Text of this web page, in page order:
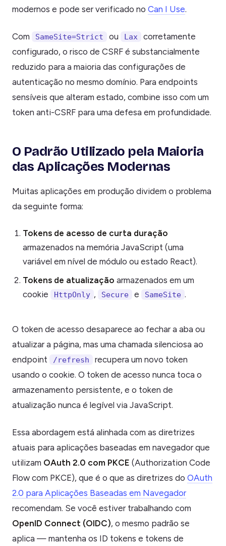
modernos e pode ser verificado no Can I Use.
Com SameSite=Strict ou Lax
corretamente
configurado, o risco de CSRF é substancialmente
reduzido para a maioria das configurações de
autenticação no mesmo domínio. Para endpoints
sensíveis que alteram estado, combine isso com um
token anti-CSRF para uma defesa em profundidade.
O Padrão Utilizado pela Maioria
das Aplicações Modernas
Muitas aplicações em produção dividem o problema
da seguinte forma:
Tokens de acesso de curta duração
armazenados na memória JavaScript (uma
variável em nível de módulo ou estado React).
Tokens de atualização armazenados em um
cookie
HttpOnly , Secure e SameSite .
O token de acesso desaparece ao fechar a aba ou
atualizar a página, mas uma chamada silenciosa ao
endpoint
/refresh
recupera um novo token
usando o cookie. O token de acesso nunca toca o
armazenamento persistente, e o token de
atualização nunca é legível via JavaScript.
Essa abordagem está alinhada com as diretrizes
atuais para aplicações baseadas em navegador que
utilizam OAuth 2.0 com PKCE (Authorization Code
Flow com PKCE), que é o que as diretrizes do OAuth
2.0 para Aplicações Baseadas em Navegador
recomendam. Se você estiver trabalhando com
OpenID Connect (OIDC), o mesmo padrão se
aplica — mantenha os ID tokens e tokens de